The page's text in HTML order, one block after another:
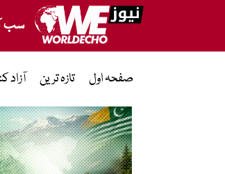
سب
صفحہ اول تازہ ترین آزاد